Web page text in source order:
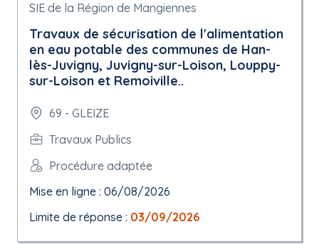
SIE de la Région de Mangiennes
Travaux de sécurisation de l'alimentation
en eau potable des communes de Han-
lès-Juvigny, Juvigny-sur-Loison, Louppy-
sur-Loison et Remoiville..
69 - GLEIZE
Travaux Publics
Procédure adaptée
Mise en ligne : 06/08/2026
Limite de réponse : 03/09/2026